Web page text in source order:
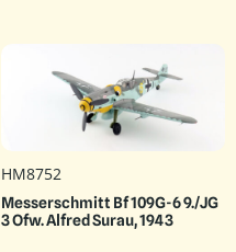
HM8752
Messerschmitt Bf 109G-6 9./JG
3 Ofw. Alfred Surau, 1943